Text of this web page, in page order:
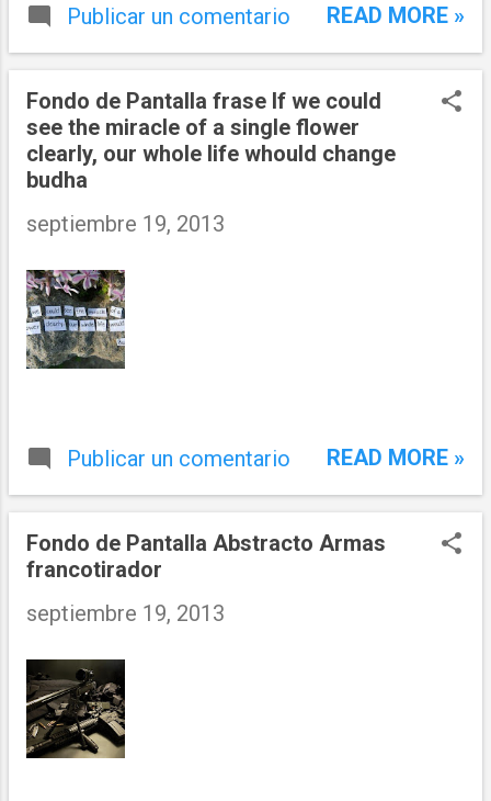
Publicar un comentario READ MORE »
Fondo de Pantalla frase If we could
see the miracle of a single flower
clearly, our whole life whould change
budha
septiembre 19, 2013
Publicar un comentario READ MORE »
Fondo de Pantalla Abstracto Armas
francotirador
septiembre 19, 2013